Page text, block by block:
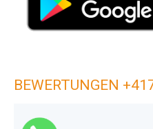
BEWERTUNGEN